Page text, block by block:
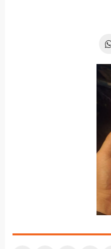
Share
by
Email